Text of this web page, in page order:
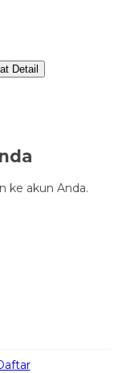
Detail
ke akun Anda.